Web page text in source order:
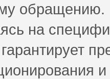
обращению.
на